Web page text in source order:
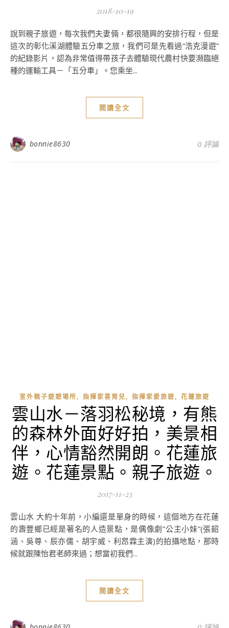
2018-10-19
說到親子旅遊，每次我們夫妻倆，都很隨興的安排行程，但是
這次的彰化溪湖體驗五分車之旅，我們可是先看過“浩克漫遊”
的紀錄影片，認為非常值得帶孩子去體驗現代農村快要瀕臨絕
種的運輸工具－「五分車」。您乘坐...
閱讀全文
bonnie8630 0 評論
室外親子遊憩場所, 指揮家喜育兒, 指揮家愛旅遊, 花蓮旅遊
雲山水－落羽松秘境，有熊
的森林外面好好拍，美景相
伴，心情豁然開朗。花蓮旅
遊。花蓮景點。親子旅遊。
2017-11-23
雲山水 大約十年前，小編還是單身的時候，這個地方在花蓮
的壽豐鄉已經是著名的人造景點，是偶像劇”公主小妹”(張韶
涵、吳尊、辰亦儒、胡宇威、利昂霖主演)的拍攝地點，那時
候就跟陳怡君老師來過；想當初我們...
閱讀全文